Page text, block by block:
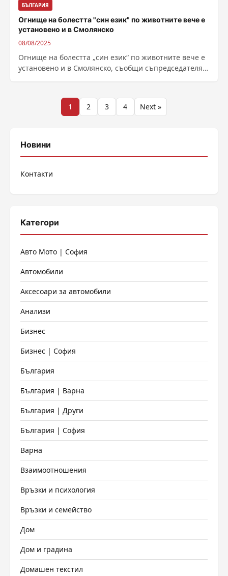
БЪЛГАРИЯ
Огнище на болестта "син език" по животните вече е
установено и в Смолянско
08/08/2025
Огнище на болестта „син език“ по животните вече е
установено и в Смолянско, съобщи съпредседателят
Разделяне
публикациите
1 2 3 4 Next »
Новини
Контакти
Категори
Авто Мото | София
Автомобили
Аксесоари за автомобили
Анализи
Бизнес
Бизнес | София
България
България | Варна
България | Други
България | София
Варна
Взаимоотношения
Връзки и психология
Връзки и семейство
Дом
Дом и градина
Домашен текстил